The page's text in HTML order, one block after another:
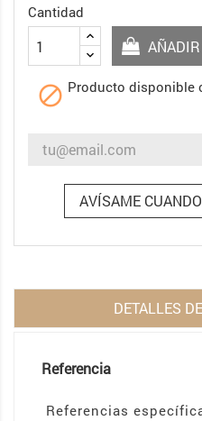
Cantidad
 Producto disponible
AVÍSAME
DETALLES
Referencia
Referencias